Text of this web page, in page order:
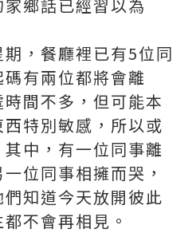
鄉話已經習以為
，餐廳裡已有5位同
有兩位都將會離
間不多，但可能本
特別敏感，所以或
中，有一位同事離
位同事相擁而哭，
知道今天放開彼此
不會再相見。